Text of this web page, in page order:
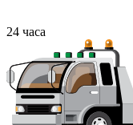
24 часа